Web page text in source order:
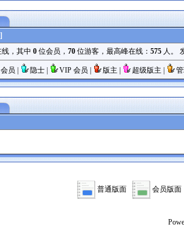
]
线，其中 0 位会员， 70 位游客，最高峰在线： 575 人。
会员 | 隐士 | VIP 会员 | 版主 | 超级版主 |
普通版面 会员版